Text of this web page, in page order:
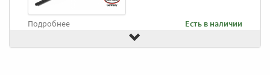
Есть в наличии
Подробнее